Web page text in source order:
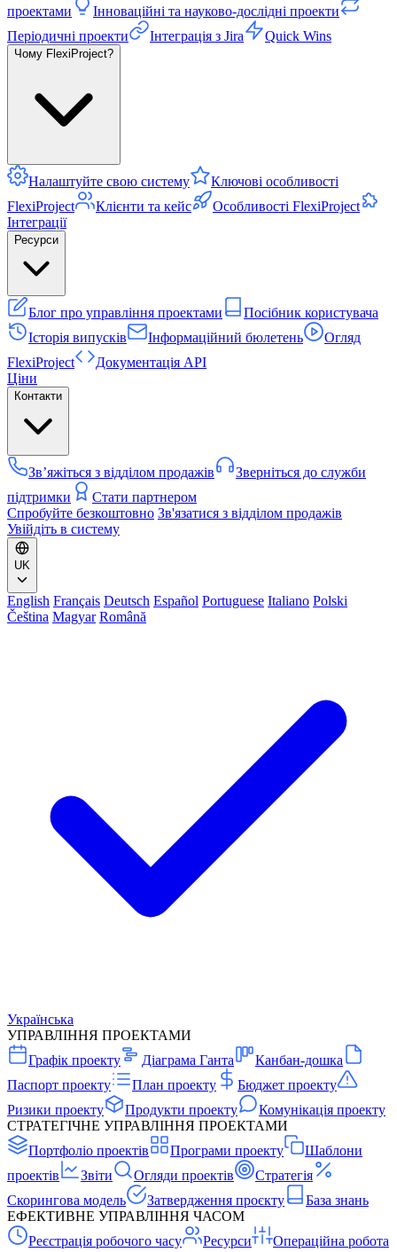
проектами
Інноваційні та науково-дослідні проекти
Періодичні проекти
Інтеграція з Jira Quick Wins
Чому FlexiProject?
Налаштуйте свою систему
Ключові особливості
FlexiProject
Клієнти та кейс
Особливості FlexiProject
Інтеграції
Ресурси
Блог про управління проектами
Посібник користувача
Історія випусків
Інформаційний бюлетень
Огляд
FlexiProject
Документація API
Ціни
Контакти
Зв’яжіться з відділом продажів
Зверніться до служби
підтримки
Стати партнером
Спробуйте безкоштовно Зв'язатися з відділом продажів
Увійдіть в систему
UK
English Français Deutsch Español Portuguese Italiano Polski
Čeština Magyar Română
Українська
УПРАВЛІННЯ ПРОЕКТАМИ
Графік проекту
Діаграма Ганта
Канбан-дошка
Паспорт проекту
План проекту
Бюджет проекту
Ризики проекту
Продукти проекту
Комунікація проекту
СТРАТЕГІЧНЕ УПРАВЛІННЯ ПРОЕКТАМИ
Портфоліо проектів
Програми проекту
Шаблони
проектів
Звіти Огляди проектів
Стратегія
Скорингова модель
Затвердження проєкту
База знань
ЕФЕКТИВНЕ УПРАВЛІННЯ ЧАСОМ
Реєстрація робочого часу
Ресурси
Операційна робота